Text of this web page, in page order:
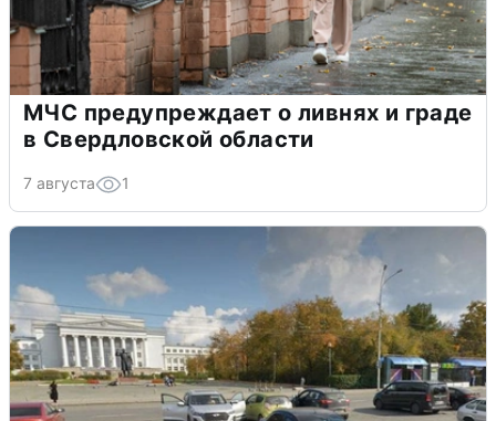
МЧС предупреждает о ливнях и граде
в Свердловской области
7 августа 1